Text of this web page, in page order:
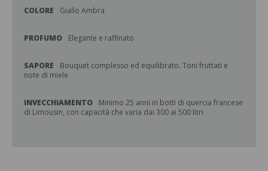
COLORE Giallo Ambra
PROFUMO Elegante e raffinato
SAPORE
Bouquet complesso ed equilibrato. Toni fruttati e
note di miele
INVECCHIAMENTO
Minimo 25 anni in botti di quercia francese
di Limousin, con capacità che varia dai 300 ai 500 litri